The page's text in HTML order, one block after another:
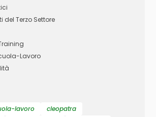
del Terzo Settore
Lavoro
lavoro
cleopatra